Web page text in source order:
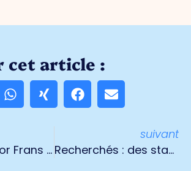
cet article :
Stemmen voor Frans van Leijden Award
suivant
Recherchés : des stages intéressants !